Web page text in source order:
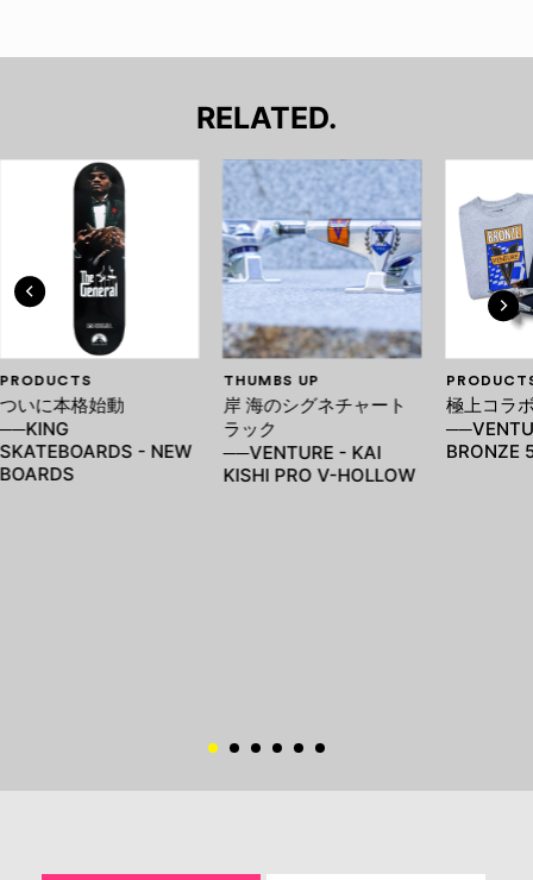
RELATED.
PRODUCTS
ついに本格始動
──KING
SKATEBOARDS - NEW
BOARDS
THUMBS UP
岸 海のシグネチャート
ラック
──VENTURE - KAI
KISHI PRO V-HOLLOW
極上コラ
BRONZE